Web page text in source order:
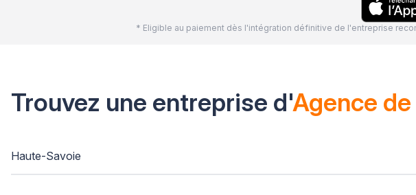
* Eligible au paiement dès l'intégration définitive de l'entreprise
Trouvez une entreprise d'Agence
Haute-Savoie